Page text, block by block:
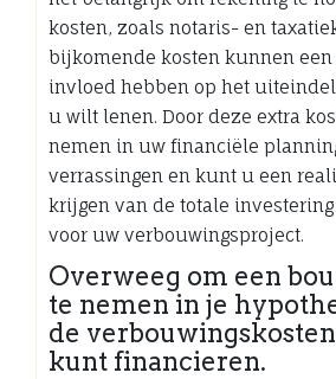
kosten, zoals notaris- en
bijkomende kosten kunnen
invloed hebben op het
u wilt lenen. Door deze extra
nemen in uw financiële
verrassingen en kunt u een
krijgen van de totale
voor uw verbouwingsproject.
Overweeg om een
te nemen in je
de
kunt financieren.